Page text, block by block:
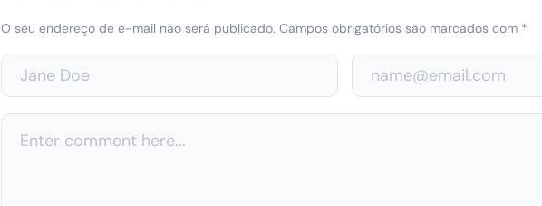
O seu endereço de e-mail não será publicado. Campos obrigatórios são marcados com *